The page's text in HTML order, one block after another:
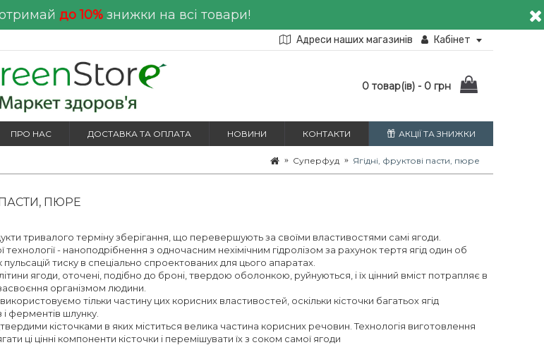
до 10%знижки на всі товари!
Адреси наших магазинів Кабінет
0 товар(ів) - 0 грн
АКЦІЇ ТА ЗНИЖКИ
КОНТАКТИ
НОВИНИ
ДОСТАВКА ТА ОПЛАТА
ПРО НАС
Суперфуд Ягідні, фруктові пасти, пюре
ПАСТИ, ПЮРЕ
тривалого терміну зберігання, що перевершують за своїми властивостями самі ягоди.
технології - наноподрібнення з одночасним нехімічним гідролізом за рахунок тертя ягід один об
тиску в спеціально спроектованих для цього апаратах.
ягоди, оточені, подібно до броні, твердою оболонкою, руйнуються, і їх цінний вміст потрапляє в
організмом людини.
тільки частину цих корисних властивостей, оскільки кісточки багатьох ягід
і ферментів шлунку.
кісточками в яких міститься велика частина корисних речовин. Технологія виготовлення
ці цінні компоненти кісточки і перемішувати їх з соком самої ягоди